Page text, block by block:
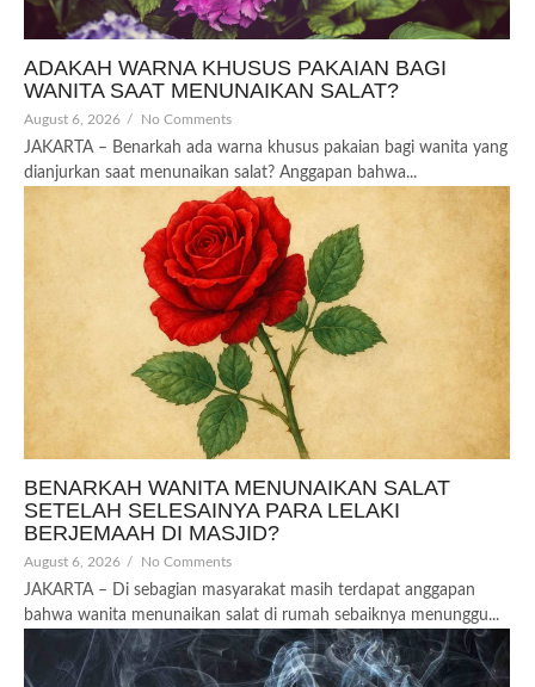
ADAKAH WARNA KHUSUS PAKAIAN BAGI
WANITA SAAT MENUNAIKAN SALAT?
August 6, 2026 / No Comments
JAKARTA – Benarkah ada warna khusus pakaian bagi wanita yang
dianjurkan saat menunaikan salat? Anggapan bahwa...
BENARKAH WANITA MENUNAIKAN SALAT
SETELAH SELESAINYA PARA LELAKI
BERJEMAAH DI MASJID?
August 6, 2026 / No Comments
JAKARTA – Di sebagian masyarakat masih terdapat anggapan
bahwa wanita menunaikan salat di rumah sebaiknya menunggu...